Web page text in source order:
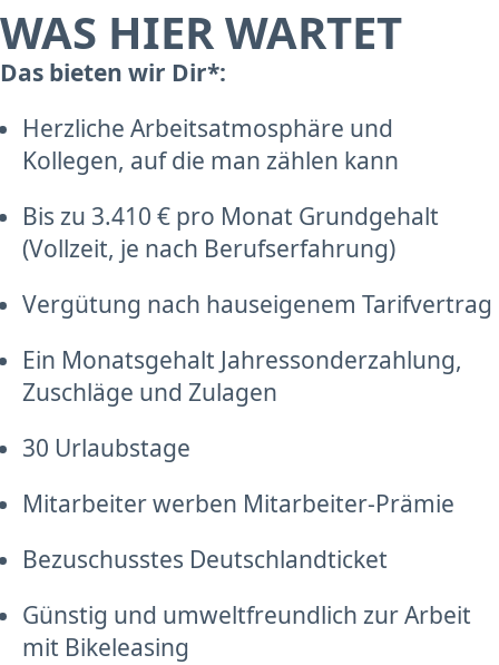
WAS HIER WARTET
Das bieten wir Dir*:
Herzliche Arbeitsatmosphäre und
Kollegen, auf die man zählen kann
Bis zu 3.410 € pro Monat Grundgehalt
(Vollzeit, je nach Berufserfahrung)
Vergütung nach hauseigenem Tarifvertrag
Ein Monatsgehalt Jahressonderzahlung,
Zuschläge und Zulagen
30 Urlaubstage
Mitarbeiter werben Mitarbeiter-Prämie
Bezuschusstes Deutschlandticket
Günstig und umweltfreundlich zur Arbeit
mit Bikeleasing